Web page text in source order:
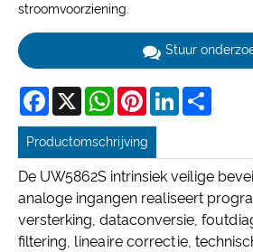
stroomvoorziening.
Stuur
Facebook
X WhatsAppPinterestLinkedIn
Productomschrijving
De UW5862S intrinsiek veilige
analoge ingangen realiseert
versterking, dataconversie,
filtering, lineaire correctie,